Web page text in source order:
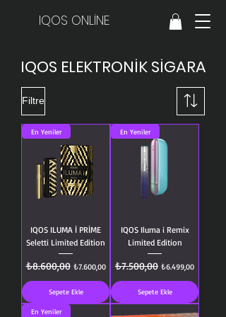
IQOS ONLİNE
IQOS ELEKTRONİK SİGARA
Filtre
En Yeniler
IQOS ILUMA İ PRİME
Seletti Limited Edition
Normal Fiyat
₺8.600,00 İndirimli Fiyat
₺7.600,00
Sepete Ekle
En Yeniler
IQOS Iluma i Remix
Limited Edition
Normal Fiyat
₺7.500,00 İndirimli Fiyat
₺6.499,00
Sepete Ekle
En Yeniler